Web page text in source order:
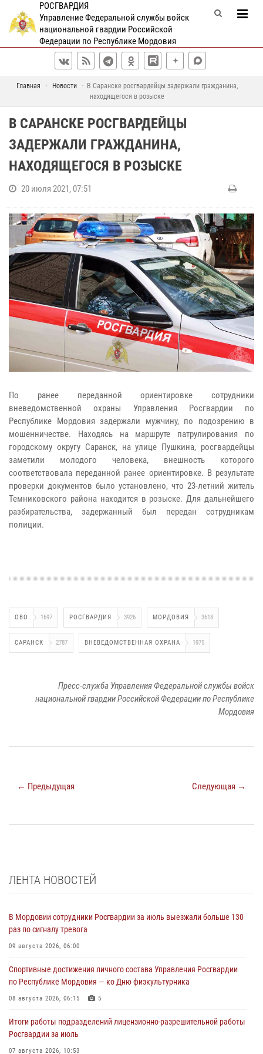
РОСГВАРДИЯ
Управление Федеральной службы войск
национальной гвардии Российской
Федерации по Республике Мордовия
Главная Новости
В Саранске росгвардейцы задержали гражданина,
находящегося в розыске
В САРАНСКЕ РОСГВАРДЕЙЦЫ
ЗАДЕРЖАЛИ ГРАЖДАНИНА,
НАХОДЯЩЕГОСЯ В РОЗЫСКЕ
20 июля 2021, 07:51
По ранее переданной ориентировке сотрудники
вневедомственной охраны Управления Росгвардии по
Республике Мордовия задержали мужчину, по подозрению в
мошенничестве. Находясь на маршруте патрулирования по
городскому округу Саранск, на улице Пушкина, росгвардейцы
заметили молодого человека, внешность которого
соответствовала переданной ранее ориентировке. В результате
проверки документов было установлено, что 23-летний житель
Темниковского района находится в розыске. Для дальнейшего
разбирательства, задержанный был передан сотрудникам
полиции.
ОВО 1697 РОСГВАРДИЯ 3926 МОРДОВИЯ 3618
САРАНСК 2787 ВНЕВЕДОМСТВЕННАЯ ОХРАНА 1975
Пресс-служба Управления Федеральной службы войск
национальной гвардии Российской Федерации по Республике
Мордовия
← Предыдущая Следующая →
ЛЕНТА НОВОСТЕЙ
В Мордовии сотрудники Росгвардии за июль выезжали больше 130
раз по сигналу тревога
09 августа 2026, 06:00
Спортивные достижения личного состава Управления Росгвардии
по Республике Мордовия — ко Дню физкультурника
08 августа 2026, 06:15 5
Итоги работы подразделений лицензионно-разрешительной работы
Росгвардии за июль
07 августа 2026, 10:53